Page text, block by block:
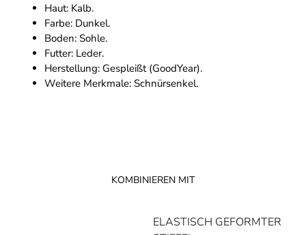
Haut: Kalb.
Farbe: Dunkel.
Boden: Sohle.
Futter: Leder.
Herstellung: Gespleißt (GoodYear).
Weitere Merkmale: Schnürsenkel.
KOMBINIEREN MIT
ELASTISCH GEFORMTER